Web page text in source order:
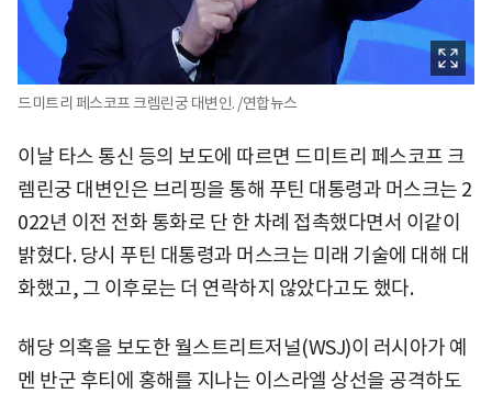
드미트리 페스코프 크렘린궁 대변인. /연합뉴스
이날 타스 통신 등의 보도에 따르면 드미트리 페스코프 크
렘린궁 대변인은 브리핑을 통해 푸틴 대통령과 머스크는 2
022년 이전 전화 통화로 단 한 차례 접촉했다면서 이같이
밝혔다. 당시 푸틴 대통령과 머스크는 미래 기술에 대해 대
화했고, 그 이후로는 더 연락하지 않았다고도 했다.
해당 의혹을 보도한 월스트리트저널(WSJ)이 러시아가 예
멘 반군 후티에 홍해를 지나는 이스라엘 상선을 공격하도